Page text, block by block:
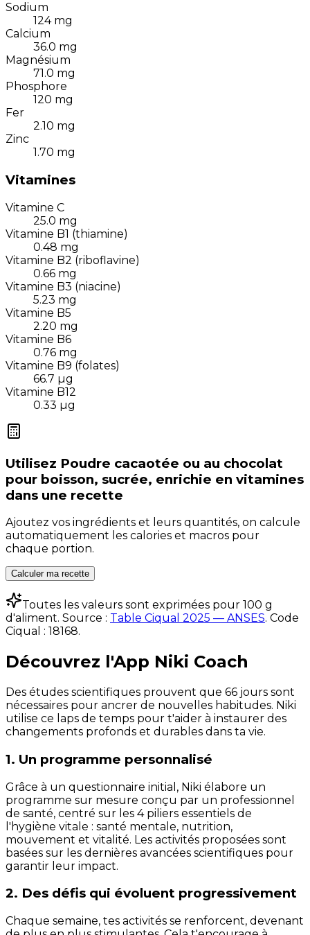
Sodium
124 mg
Calcium
36.0 mg
Magnésium
71.0 mg
Phosphore
120 mg
Fer
2.10 mg
Zinc
1.70 mg
Vitamines
Vitamine C
25.0 mg
Vitamine B1 (thiamine)
0.48 mg
Vitamine B2 (riboflavine)
0.66 mg
Vitamine B3 (niacine)
5.23 mg
Vitamine B5
2.20 mg
Vitamine B6
0.76 mg
Vitamine B9 (folates)
66.7 µg
Vitamine B12
0.33 µg
Utilisez Poudre cacaotée ou au chocolat
pour boisson, sucrée, enrichie en vitamines
dans une recette
Ajoutez vos ingrédients et leurs quantités, on calcule
automatiquement les calories et macros pour
chaque portion.
Calculer ma recette
Toutes les valeurs sont exprimées pour 100 g
d'aliment. Source : Table Ciqual 2025 — ANSES. Code
Ciqual : 18168.
Découvrez l'App Niki Coach
Des études scientifiques prouvent que 66 jours sont
nécessaires pour ancrer de nouvelles habitudes. Niki
utilise ce laps de temps pour t'aider à instaurer des
changements profonds et durables dans ta vie.
1. Un programme personnalisé
Grâce à un questionnaire initial, Niki élabore un
programme sur mesure conçu par un professionnel
de santé, centré sur les 4 piliers essentiels de
l'hygiène vitale : santé mentale, nutrition,
mouvement et vitalité. Les activités proposées sont
basées sur les dernières avancées scientifiques pour
garantir leur impact.
2. Des défis qui évoluent progressivement
Chaque semaine, tes activités se renforcent, devenant